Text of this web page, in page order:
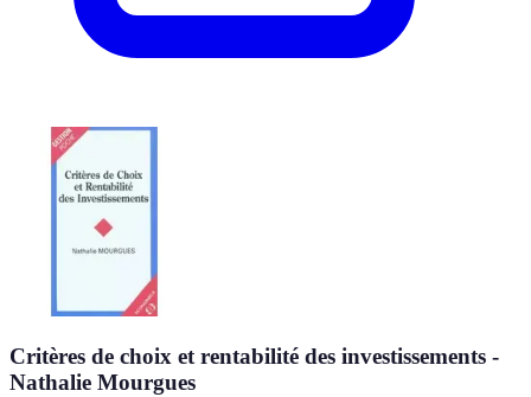
Critères de choix et rentabilité des investissements -
Nathalie Mourgues